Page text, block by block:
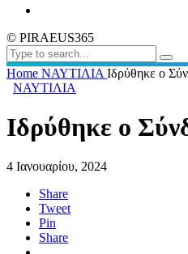
© PIRAEUS365
Home ΝΑΥΤΙΛΙΑ Ιδρύθηκε ο
ΝΑΥΤΙΛΙΑ
Ιδρύθηκε ο
4 Ιανουαρίου, 2024
Share
Tweet
Pin
Share